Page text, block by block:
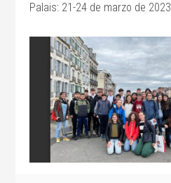
Palais: 21-24 de marzo de 2023